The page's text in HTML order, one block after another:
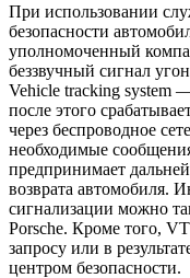
При использовании
безопасности
уполномоченный
беззвучный сигнал
Vehicle tracking system
после этого
через беспроводное
необходимые
предпринимает
возврата автомобиля.
сигнализации можно
Porsche. Кроме того,
запросу или в
центром безопасности.